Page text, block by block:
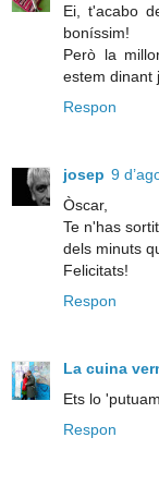
Ei, t'acabo
boníssim!
Però la
estem dinant
Respon
josep 9
Òscar,
Te n'has
dels minuts
Felicitats!
Respon
La cuina
Ets lo
Respon